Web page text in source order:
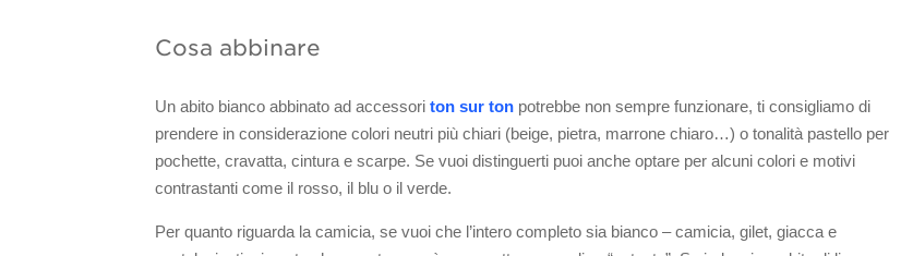
Cosa abbinare
Un abito bianco abbinato ad accessori ton sur ton potrebbe non sempre funzionare, ti consigliamo di
prendere in considerazione colori neutri più chiari (beige, pietra, marrone chiaro…) o tonalità pastello per
pochette, cravatta, cintura e scarpe. Se vuoi distinguerti puoi anche optare per alcuni colori e motivi
contrastanti come il rosso, il blu o il verde.
Per quanto riguarda la camicia, se vuoi che l’intero completo sia bianco – camicia, gilet, giacca e